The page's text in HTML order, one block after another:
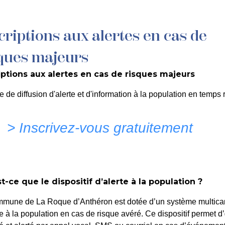
QUOTIDIEN DÉCOUVRIR LA ROQUE
AUTORISATION
PUBLIC –
–
aux alertes en cas de
majeurs
aux alertes en cas de risques majeurs
de diffusion d'alerte et d'information à la population en temps
> Inscrivez-vous gratuitement
ce que le dispositif d’alerte à la population ?
de La Roque d’Anthéron est dotée d’un système
à la population en cas de risque avéré. Ce dispositif permet